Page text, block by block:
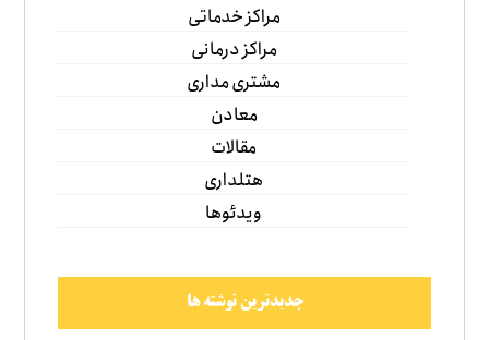
مراکز خدماتی
مراکز درمانی
مشتری مداری
معادن
مقالات
هتلداری
ویدئوها
جدیدترین نوشته ها